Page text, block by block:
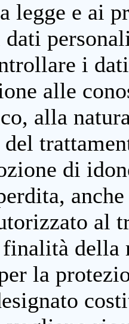
legge e ai
i
alle
alla
del
di
al
della
la